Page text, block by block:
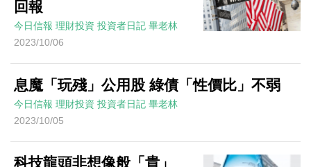
回報
今日信報 理財投資 投資者日記 畢老林
2023/10/06
息魔「玩殘」公用股 綠債「性價比」不弱
今日信報 理財投資 投資者日記 畢老林
2023/10/05
科技龍頭非想像般「貴」